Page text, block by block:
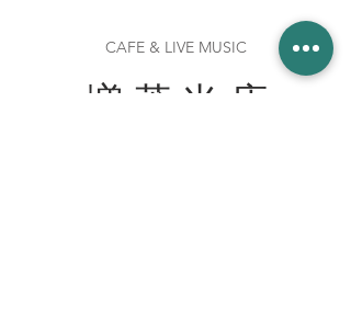
CAFE & LIVE MUSIC
増 茂 米 店